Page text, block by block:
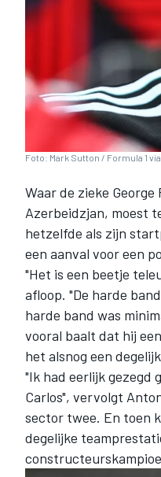
WEC
Foto: Mark Sutton / Formula 1
Waar de zieke George
Azerbeidzjan, moest
hetzelfde als zijn
een aanval voor een
"Het is een beetje
afloop. "De harde
harde band was
vooral baalt dat hij
het alsnog een
"Ik had eerlijk gezegd
Carlos", vervolgt
sector twee. En toen
degelijke